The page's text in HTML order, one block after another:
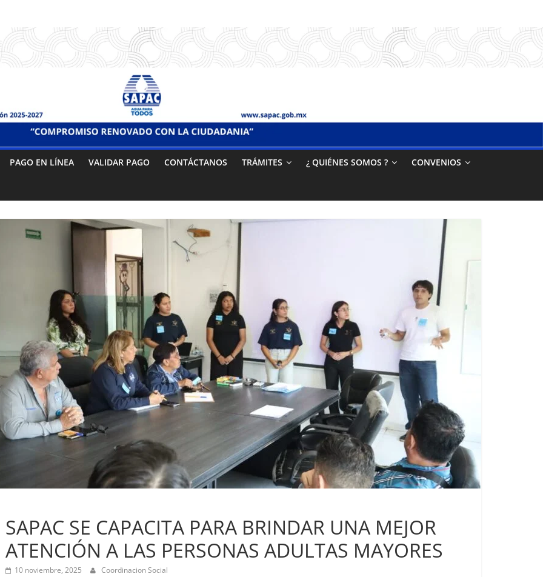
PAGO EN LÍNEA VALIDAR PAGO CONTÁCTANOS TRÁMITES ¿ QUIÉNES SOMOS ? CONVENIOS
SAPAC SE CAPACITA PARA BRINDAR UNA MEJOR
ATENCIÓN A LAS PERSONAS ADULTAS MAYORES
10 noviembre, 2025 Coordinacion Social